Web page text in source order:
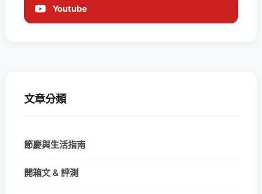
Youtube
文章分類
節慶與生活指南
開箱文 & 評測